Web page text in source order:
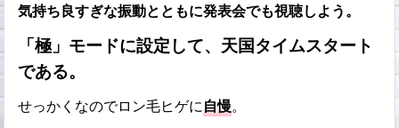
気持ち良すぎな振動とともに発表会でも視聴しよう。
「極」 モードに設定して、天国タイムスタート
である。
せっかくなのでロン毛ヒゲに自慢。